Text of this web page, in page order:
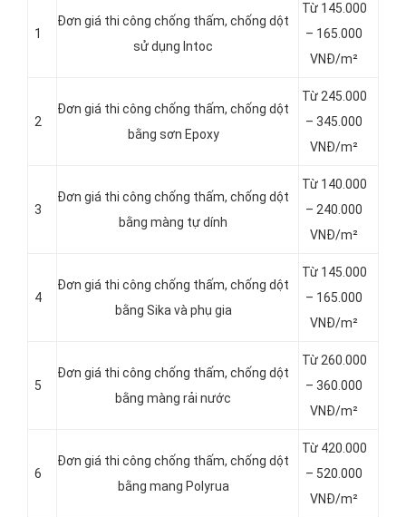
1
Đơn giá thi công chống thấm, chống dột
sử dụng Intoc
Từ 145.000
– 165.000
VNĐ/m²
2
Đơn giá thi công chống thấm, chống dột
bằng sơn Epoxy
Từ 245.000
– 345.000
VNĐ/m²
3
Đơn giá thi công chống thấm, chống dột
bằng màng tự dính
Từ 140.000
– 240.000
VNĐ/m²
4
Đơn giá thi công chống thấm, chống dột
bằng Sika và phụ gia
Từ 145.000
– 165.000
VNĐ/m²
5
Đơn giá thi công chống thấm, chống dột
bằng màng rải nước
Từ 260.000
– 360.000
VNĐ/m²
6
Đơn giá thi công chống thấm, chống dột
bằng mang Polyrua
Từ 420.000
– 520.000
VNĐ/m²